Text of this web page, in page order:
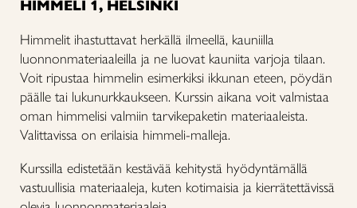
HIMMELI 1, HELSINKI
Himmelit ihastuttavat herkällä ilmeellä, kauniilla
luonnonmateriaaleilla ja ne luovat kauniita varjoja tilaan.
Voit ripustaa himmelin esimerkiksi ikkunan eteen, pöydän
päälle tai lukunurkkaukseen. Kurssin aikana voit valmistaa
oman himmelisi valmiin tarvikepaketin materiaaleista.
Valittavissa on erilaisia himmeli-malleja.
Kurssilla edistetään kestävää kehitystä hyödyntämällä
vastuullisia materiaaleja, kuten kotimaisia ja kierrätettävissä